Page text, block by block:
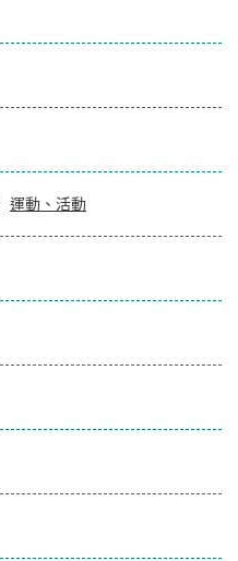
運動、活動